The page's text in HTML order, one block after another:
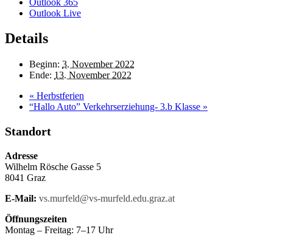
Outlook Live
Details
Beginn: 3. November 2022
Ende: 13. November 2022
« Herbstferien
“Hallo Auto” Verkehrserziehung- 3.b Klasse »
Standort
Adresse
Wilhelm Rösche Gasse 5
8041 Graz
E-Mail: vs.murfeld@vs-murfeld.edu.graz.at
Öffnungszeiten
Montag – Freitag: 7–17 Uhr